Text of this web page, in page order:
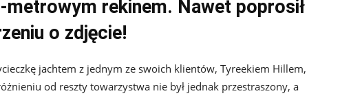
metrowym rekinem. Nawet poprosił
o zdjęcie!
jachtem z jednym ze swoich klientów, Tyreekiem Hillem,
od reszty towarzystwa nie był jednak przestraszony, a